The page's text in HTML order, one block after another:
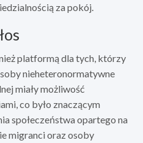
za pokój.
platformą dla tych, którzy
nieheteronormatywne
miały możliwość
co było znaczącym
społeczeństwa opartego na
migranci oraz osoby